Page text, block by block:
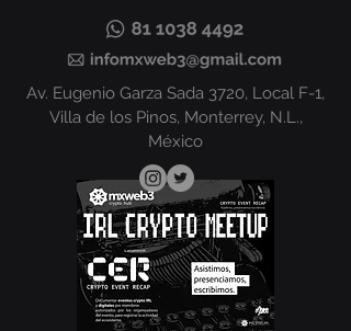
Av. Eugenio Garza Sada 3720, Local F-1,
Villa de los Pinos, Monterrey, N.L.,
México